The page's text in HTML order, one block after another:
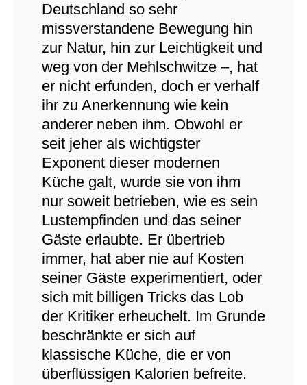
Deutschland so sehr
missverstandene Bewegung hin
zur Natur, hin zur Leichtigkeit und
weg von der Mehlschwitze –, hat
er nicht erfunden, doch er verhalf
ihr zu Anerkennung wie kein
anderer neben ihm. Obwohl er
seit jeher als wichtigster
Exponent dieser modernen
Küche galt, wurde sie von ihm
nur soweit betrieben, wie es sein
Lustempfinden und das seiner
Gäste erlaubte. Er übertrieb
immer, hat aber nie auf Kosten
seiner Gäste experimentiert, oder
sich mit billigen Tricks das Lob
der Kritiker erheuchelt. Im Grunde
beschränkte er sich auf
klassische Küche, die er von
überflüssigen Kalorien befreite.